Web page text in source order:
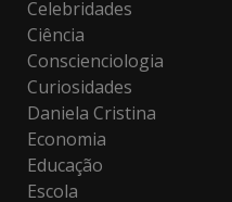
Celebridades
Ciência
Conscienciologia
Curiosidades
Daniela Cristina
Economia
Educação
Escola